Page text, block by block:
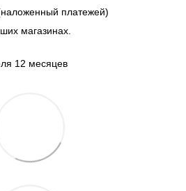
платежей)
магазинах.
12 месяцев